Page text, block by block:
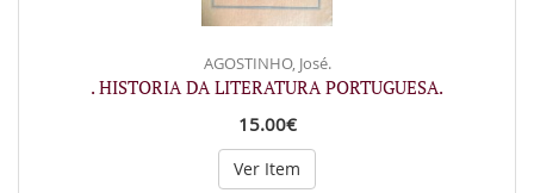
AGOSTINHO, José.
. HISTORIA DA LITERATURA PORTUGUESA.
15.00€
Ver Item